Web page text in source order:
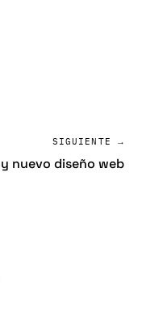
SIGUIENTE →
nuevo diseño web